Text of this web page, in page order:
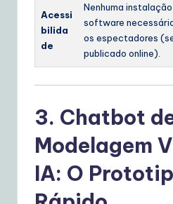
Acessi
bilida
de
Nenhuma
software
os espectadores
publicado online).
3. Chatbot
Modelagem
IA: O